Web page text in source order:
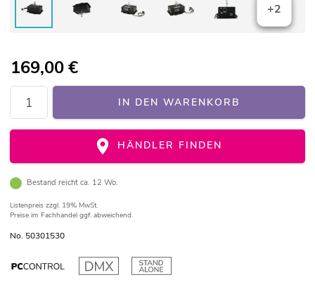
+2
169,00€
IN DEN WARENKORB
HÄNDLER FINDEN
Bestand reicht ca. 12 Wo.
Listenpreis zzgl. 19% MwSt.
Preise im Fachhandel ggf. abweichend.
No. 50301530